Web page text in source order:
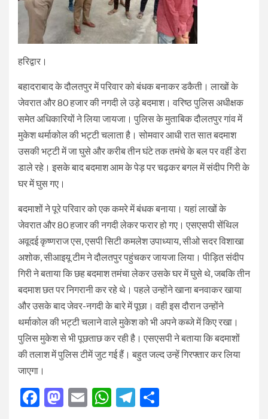
हरिद्वार।
बहादराबाद के दौलतपुर में परिवार को बंधक बनाकर डकैती। लाखों के
जेवरात और 80 हजार की नगदी ले उड़े बदमाश। वरिष्ठ पुलिस अधीक्षक
समेत अधिकारियों ने लिया जायजा। पुलिस के मुताबिक दौलतपुर गांव में
मुकेश थर्माकोल की भट्टी चलाता है। सोमवार आधी रात सात बदमाश
उसकी भट्टी में जा घुसे और करीब तीन घंटे तक तमंचे के बल पर वहीं डेरा
डाले रहे। इसके बाद बदमाश आम के पेड़ पर चढ़कर बगल में संदीप गिरी के
घर में घुस गए।
बदमाशों ने पूरे परिवार को एक कमरे में बंधक बनाया। यहां लाखों के
जेवरात और 80 हजार की नगदी लेकर फरार हो गए। एसएसपी सेंथिल
अवूदई कृष्णराज एस, एसपी सिटी कमलेश उपाध्याय, सीओ सदर विशाखा
अशोक, सीआइयू टीम ने दौलतपुर पहुंचकर जायजा लिया। पीड़ित संदीप
गिरी ने बताया कि छह बदमाश तमंचा लेकर उसके घर में घुसे थे, जबकि तीन
बदमाश छत पर निगरानी कर रहे थे। पहले उन्होंने खाना बनवाकर खाया
और उसके बाद जेवर-नगदी के बारे में पूछा। वही इस दौरान उन्होंने
थर्माकोल की भट्टी चलाने वाले मुकेश को भी अपने कब्जे में किए रखा।
पुलिस मुकेश से भी पूछताछ कर रही है। एसएसपी ने बताया कि बदमाशों
की तलाश में पुलिस टीमें जुट गई हैं। बहुत जल्द उन्हें गिरफ्तार कर लिया
जाएगा।
Facebook
Mastodon
EmailWhatsApp
Telegram